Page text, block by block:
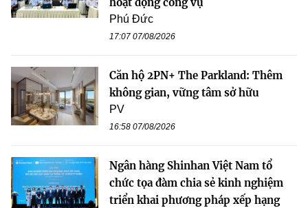
hoạt động công vụ
Phú Đức
17:07 07/08/2026
Căn hộ 2PN+ The Parkland: Thêm
không gian, vững tâm sở hữu
PV
16:58 07/08/2026
Ngân hàng Shinhan Việt Nam tổ
chức tọa đàm chia sẻ kinh nghiệm
triển khai phương pháp xếp hạng